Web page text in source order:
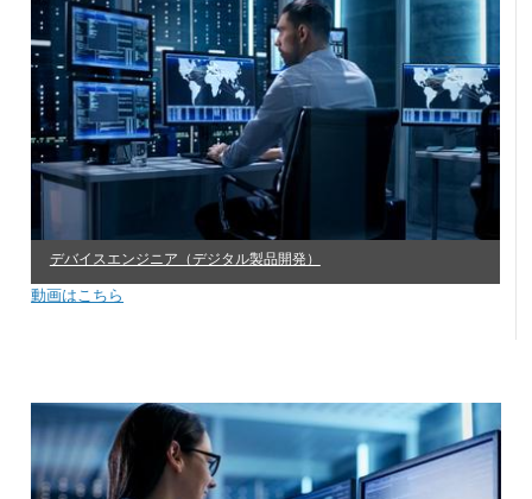
デバイスエンジニア（デジタル製品開発）
動画はこちら